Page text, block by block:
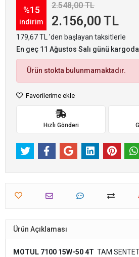
%15
indirim
2.548,00 TL
2.156,00 TL
179,67 TL 'den başlayan taksitlerle
En geç 11 Ağustos Salı günü
Ürün stokta bulunmamaktadır.
Favorilerime ekle
Hızlı Gönderi
Ürün Açıklaması
MOTUL 7100 15W-50 4T TAM